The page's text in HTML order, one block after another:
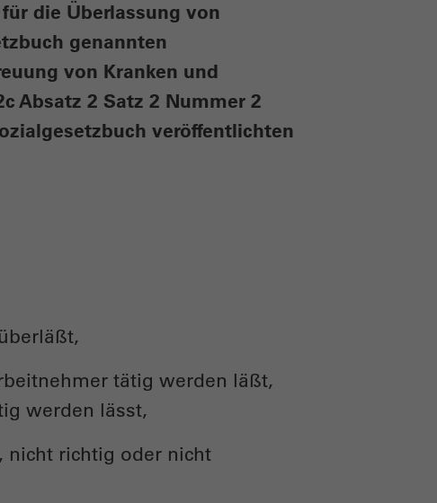
die Überlassung von
genannten
von Kranken und
Absatz 2 Satz 2 Nummer 2
veröffentlichten
tätig werden läßt,
werden lässt,
nicht richtig oder nicht